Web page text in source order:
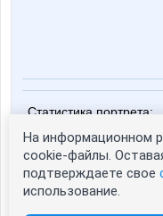
Статистика портрета:
сейчас просматривают
зарегистрированные
посетившие портрет за 7
На информационном
cookie-файлы.
подтверждаете свое
использование.